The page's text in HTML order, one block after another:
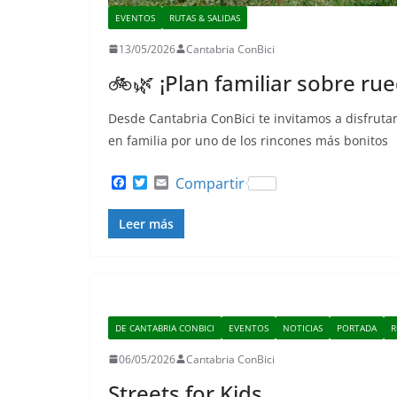
EVENTOS RUTAS & SALIDAS
13/05/2026 Cantabria ConBici
🚲🌿 ¡Plan familiar sobre
Desde Cantabria ConBici te invitamos a
en familia por uno de los rincones más bonitos
c
e
b
T
i
t
t
a
i
l
Compartir
Leer más
DE CANTABRIA CONBICI EVENTOS NOTICIAS PORTADA
06/05/2026 Cantabria ConBici